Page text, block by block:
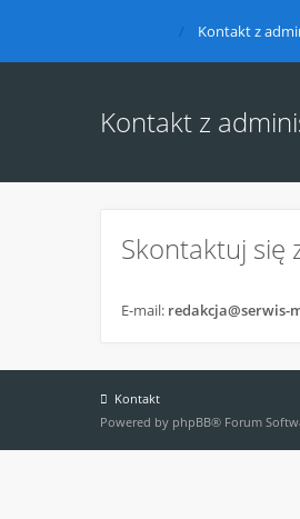
Kontakt z
Kontakt z
Skontaktuj się
E-mail:
Kontakt
Powered by phpBB® Forum